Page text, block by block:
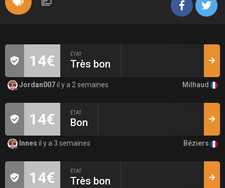
14€ ÉTAT
Très bon
Jordan007il y a 2 semaines Milhaud
14€ ÉTAT
Bon
Innes il y a 3 semaines Béziers
14€ ÉTAT
Très bon